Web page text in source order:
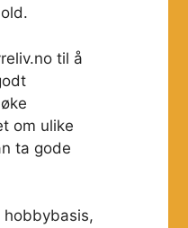
til å
om ulike
ta gode